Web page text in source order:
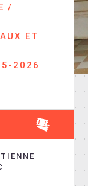
/
ET
2026